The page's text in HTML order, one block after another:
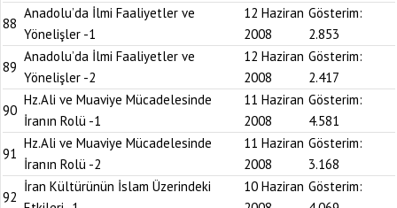
88
Anadolu’da İlmi Faaliyetler ve
Yönelişler -1
12 Haziran
2008
Gösterim:
2.853
89
Anadolu’da İlmi Faaliyetler ve
Yönelişler -2
12 Haziran
2008
Gösterim:
2.417
90
Hz.Ali ve Muaviye Mücadelesinde
İranın Rolü -1
11 Haziran
2008
Gösterim:
4.581
91
Hz.Ali ve Muaviye Mücadelesinde
İranın Rolü -2
11 Haziran
2008
Gösterim:
3.168
92
İran Kültürünün İslam Üzerindeki
10 Haziran Gösterim: